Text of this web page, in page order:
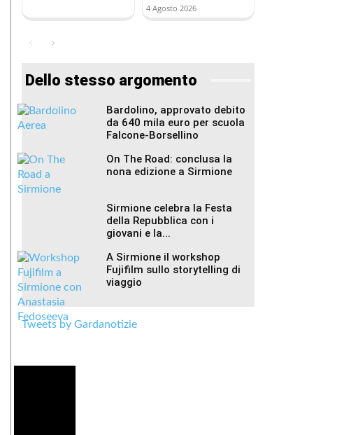
4 Agosto 2026
Dello stesso argomento
Bardolino, approvato debito
da 640 mila euro per scuola
Falcone-Borsellino
On The Road: conclusa la
nona edizione a Sirmione
Sirmione celebra la Festa
della Repubblica con i
giovani e la...
A Sirmione il workshop
Fujifilm sullo storytelling di
viaggio
Tweets by Gardanotizie